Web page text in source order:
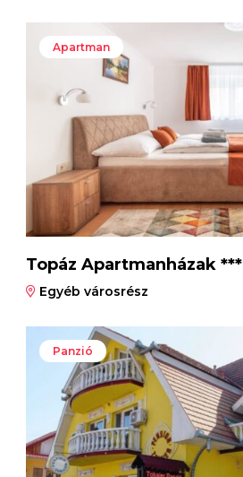
Apartman
Topáz Apartmanházak ***
Egyéb városrész
Panzió